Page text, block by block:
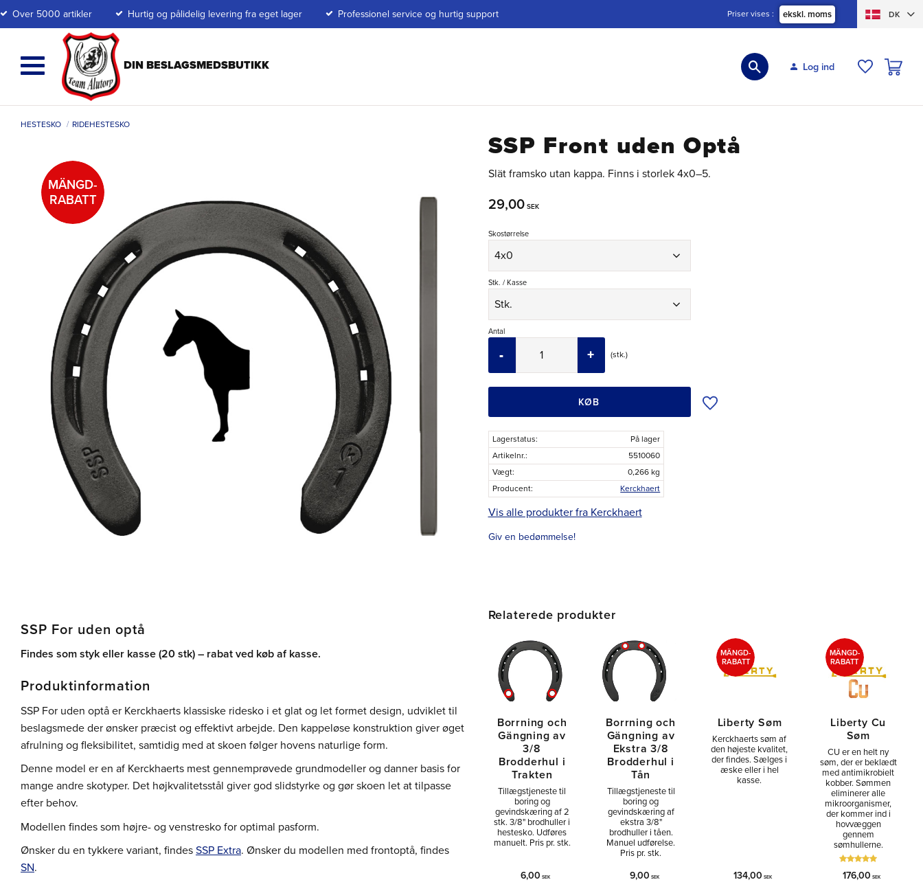
Over 5000 artikler Hurtig og pålidelig levering fra eget lager Professionel service og hurtig support Priser vises ekskl. moms DK
Log ind
HESTESKO RIDEHESTESKO
SSP Front uden Optå
Slät framsko utan kappa. Finns i storlek 4x0–5.
MÄNGD-
RABATT
29,00SEK
Skostørrelse
Stk. / Kasse
Antal
stk.
+
-
KØB Tilføj til ønskeliste
Lagerstatus
På lager
Artikelnr.
5510060
Vægt
0,266 kg
Producent
Kerckhaert
Vis alle produkter fra Kerckhaert
Giv en bedømmelse!
SSP For uden optå
Findes som styk eller kasse (20 stk) – rabat ved køb af kasse.
Produktinformation
SSP For uden optå er Kerckhaerts klassiske ridesko i et glat og let formet design, udviklet til
beslagsmede der ønsker præcist og effektivt arbejde. Den kappeløse konstruktion giver øget
afrulning og fleksibilitet, samtidig med at skoen følger hovens naturlige form.
Denne model er en af Kerckhaerts mest gennemprøvede grundmodeller og danner basis for
mange andre skotyper. Det højkvalitetsstål giver god slidstyrke og gør skoen let at tilpasse
efter behov.
Modellen findes som højre- og venstresko for optimal pasform.
Ønsker du en tykkere variant, findes SSP Extra. Ønsker du modellen med frontoptå, findes
SN.
Relaterede produkter
Borrning och
Gängning av
3/8
Brodderhul i
Trakten
Tillægstjeneste til
boring og
gevindskæring af 2
stk. 3/8" brodhuller i
hestesko. Udføres
manuelt. Pris pr. stk.
6,00 SEK
Borrning och
Gängning av
Ekstra 3/8
Brodderhul i
Tån
Tillægstjeneste til
boring og
gevindskæring af
ekstra 3/8"
brodhuller i tåen.
Manuel udførelse.
Pris pr. stk.
9,00 SEK
Liberty Søm
Kerckhaerts søm af
den højeste kvalitet,
der findes. Sælges i
æske eller i hel
kasse.
134,00 SEK
MÄNGD-
RABATT
Liberty Cu
Søm
CU er en helt ny
søm, der er beklædt
med antimikrobielt
kobber. Sømmen
eliminerer alle
mikroorganismer,
der kommer ind i
hovvæggen
gennem
sømhullerne.
176,00 SEK
MÄNGD-
RABATT